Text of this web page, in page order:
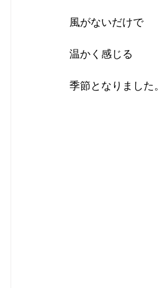
風がないだけで
温かく感じる
季節となりました。